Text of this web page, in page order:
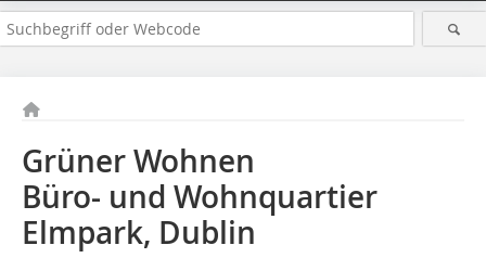
Grüner Wohnen
Büro- und Wohnquartier
Elmpark, Dublin